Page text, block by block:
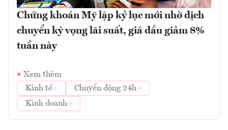
Chứng khoán Mỹ lập kỷ lục mới nhờ dịch
chuyển kỳ vọng lãi suất, giá dầu giảm 8%
tuần này
Xem thêm
Kinh tế
Chuyển động 24h
Kinh doanh